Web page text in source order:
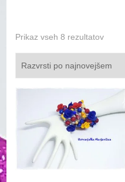
Prikaz vseh 8 rezultatov